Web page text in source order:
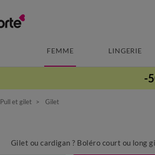
FEMME LINGERIE
-
Pull et gilet Gilet
Gilet ou cardigan ? Boléro court ou long